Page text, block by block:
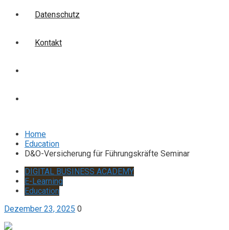
Datenschutz
Kontakt
Home
Education
D&O-Versicherung für Führungskräfte Seminar
DIGITAL BUSINESS ACADEMY
E-Learning
Education
Dezember 23, 2025 0